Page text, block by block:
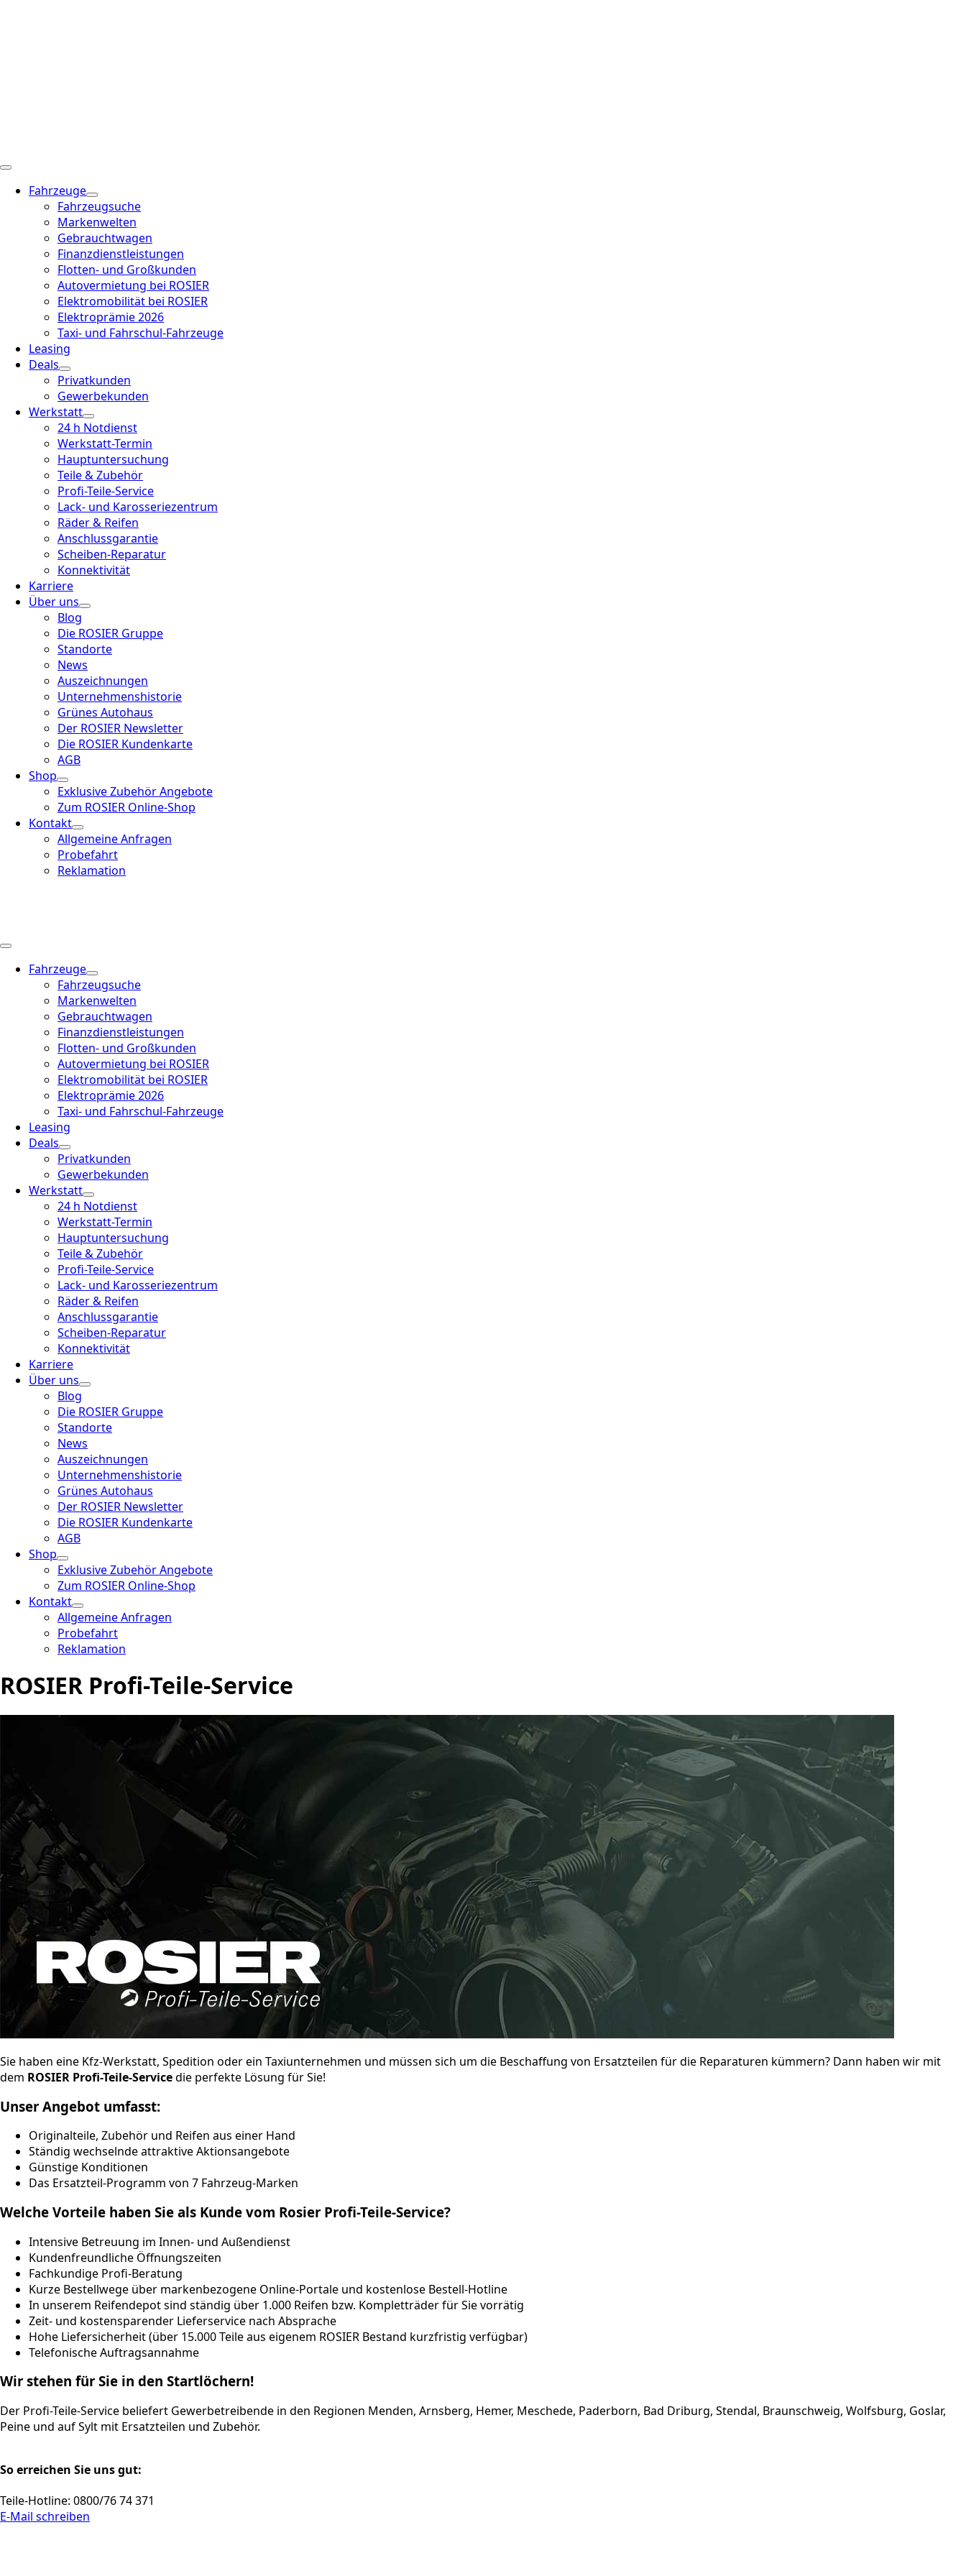
Fahrzeuge
Fahrzeugsuche
Markenwelten
Gebrauchtwagen
Finanzdienstleistungen
Flotten- und Großkunden
Autovermietung bei ROSIER
Elektromobilität bei ROSIER
Elektroprämie 2026
Taxi- und Fahrschul-Fahrzeuge
Leasing
Deals
Privatkunden
Gewerbekunden
Werkstatt
24 h Notdienst
Werkstatt-Termin
Hauptuntersuchung
Teile & Zubehör
Profi-Teile-Service
Lack- und Karosseriezentrum
Räder & Reifen
Anschlussgarantie
Scheiben-Reparatur
Konnektivität
Karriere
Über uns
Blog
Die ROSIER Gruppe
Standorte
News
Auszeichnungen
Unternehmenshistorie
Grünes Autohaus
Der ROSIER Newsletter
Die ROSIER Kundenkarte
AGB
Shop
Exklusive Zubehör Angebote
Zum ROSIER Online-Shop
Kontakt
Allgemeine Anfragen
Probefahrt
Reklamation
Fahrzeuge
Fahrzeugsuche
Markenwelten
Gebrauchtwagen
Finanzdienstleistungen
Flotten- und Großkunden
Autovermietung bei ROSIER
Elektromobilität bei ROSIER
Elektroprämie 2026
Taxi- und Fahrschul-Fahrzeuge
Leasing
Deals
Privatkunden
Gewerbekunden
Werkstatt
24 h Notdienst
Werkstatt-Termin
Hauptuntersuchung
Teile & Zubehör
Profi-Teile-Service
Lack- und Karosseriezentrum
Räder & Reifen
Anschlussgarantie
Scheiben-Reparatur
Konnektivität
Karriere
Über uns
Blog
Die ROSIER Gruppe
Standorte
News
Auszeichnungen
Unternehmenshistorie
Grünes Autohaus
Der ROSIER Newsletter
Die ROSIER Kundenkarte
AGB
Shop
Exklusive Zubehör Angebote
Zum ROSIER Online-Shop
Kontakt
Allgemeine Anfragen
Probefahrt
Reklamation
ROSIER Profi-Teile-Service
Sie haben eine Kfz-Werkstatt, Spedition oder ein Taxiunternehmen und müssen sich um die Beschaffung von Ersatzteilen für die Reparaturen kümmern? Dann haben wir mit
dem ROSIER Profi-Teile-Servicedie perfekte Lösung für Sie!
Unser Angebot umfasst:
Originalteile, Zubehör und Reifen aus einer Hand
Ständig wechselnde attraktive Aktionsangebote
Günstige Konditionen
Das Ersatzteil-Programm von 7 Fahrzeug-Marken
Welche Vorteile haben Sie als Kunde vom Rosier Profi-Teile-Service?
Intensive Betreuung im Innen- und Außendienst
Kundenfreundliche Öffnungszeiten
Fachkundige Profi-Beratung
Kurze Bestellwege über markenbezogene Online-Portale und kostenlose Bestell-Hotline
In unserem Reifendepot sind ständig über 1.000 Reifen bzw. Kompletträder für Sie vorrätig
Zeit- und kostensparender Lieferservice nach Absprache
Hohe Liefersicherheit (über 15.000 Teile aus eigenem ROSIER Bestand kurzfristig verfügbar)
Telefonische Auftragsannahme
Wir stehen für Sie in den Startlöchern!
Der Profi-Teile-Service beliefert Gewerbetreibende in den Regionen Menden, Arnsberg, Hemer, Meschede, Paderborn, Bad Driburg, Stendal, Braunschweig, Wolfsburg, Goslar,
Peine und auf Sylt mit Ersatzteilen und Zubehör.
So erreichen Sie uns gut:
Teile-Hotline: 0800/76 74 371
E-Mail schreiben